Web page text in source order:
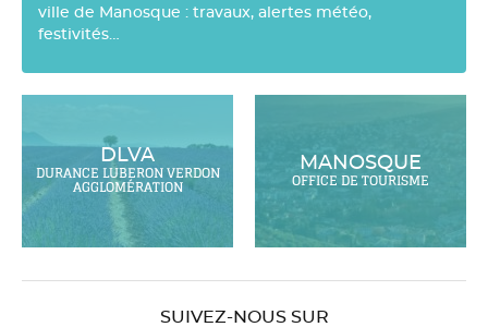
ville de Manosque : travaux, alertes météo,
festivités…
DLVA
DURANCE LUBERON VERDON
AGGLOMÉRATION
MANOSQUE
OFFICE DE TOURISME
SUIVEZ-NOUS SUR